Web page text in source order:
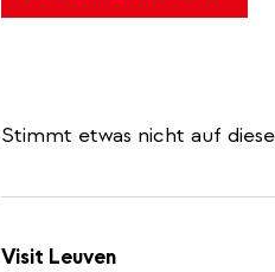
Stimmt etwas nicht auf
Visit Leuven